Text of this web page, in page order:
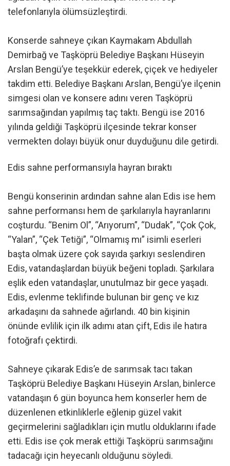
telefonlarıyla ölümsüzleştirdi.
Konserde sahneye çıkan Kaymakam Abdullah
Demirbağ ve Taşköprü Belediye Başkanı Hüseyin
Arslan Bengü’ye teşekkür ederek, çiçek ve hediyeler
takdim etti. Belediye Başkanı Arslan, Bengü’ye ilçenin
simgesi olan ve konsere adını veren Taşköprü
sarımsağından yapılmış taç taktı. Bengü ise 2016
yılında geldiği Taşköprü ilçesinde tekrar konser
vermekten dolayı büyük onur duyduğunu dile getirdi.
Edis sahne performansıyla hayran bıraktı
Bengü konserinin ardından sahne alan Edis ise hem
sahne performansı hem de şarkılarıyla hayranlarını
coşturdu. “Benim Ol”, “Arıyorum”, “Dudak”, “Çok Çok,
“Yalan”, “Çek Tetiği”, “Olmamış mı” isimli eserleri
başta olmak üzere çok sayıda şarkıyı seslendiren
Edis, vatandaşlardan büyük beğeni topladı. Şarkılara
eşlik eden vatandaşlar, unutulmaz bir gece yaşadı.
Edis, evlenme teklifinde bulunan bir genç ve kız
arkadaşını da sahnede ağırlandı. 40 bin kişinin
önünde evlilik için ilk adımı atan çift, Edis ile hatıra
fotoğrafı çektirdi.
Sahneye çıkarak Edis’e de sarımsak tacı takan
Taşköprü Belediye Başkanı Hüseyin Arslan, binlerce
vatandaşın 6 gün boyunca hem konserler hem de
düzenlenen etkinliklerle eğlenip güzel vakit
geçirmelerini sağladıkları için mutlu olduklarını ifade
etti. Edis ise çok merak ettiği Taşköprü sarımsağını
tadacağı için heyecanlı olduğunu söyledi.